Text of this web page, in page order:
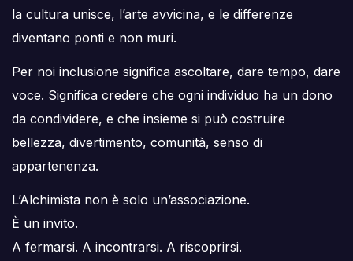
la cultura unisce, l’arte avvicina, e le differenze
diventano ponti e non muri.
Per noi inclusione significa ascoltare, dare tempo, dare
voce. Significa credere che ogni individuo ha un dono
da condividere, e che insieme si può costruire
bellezza, divertimento, comunità, senso di
appartenenza.
L’Alchimista non è solo un’associazione.
È un invito.
A fermarsi. A incontrarsi. A riscoprirsi.